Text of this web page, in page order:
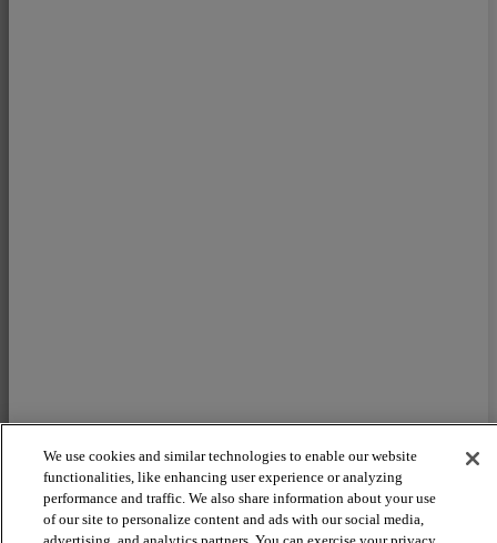
We use cookies and similar technologies to enable our website
functionalities, like enhancing user experience or analyzing
performance and traffic. We also share information about your use
of our site to personalize content and ads with our social media,